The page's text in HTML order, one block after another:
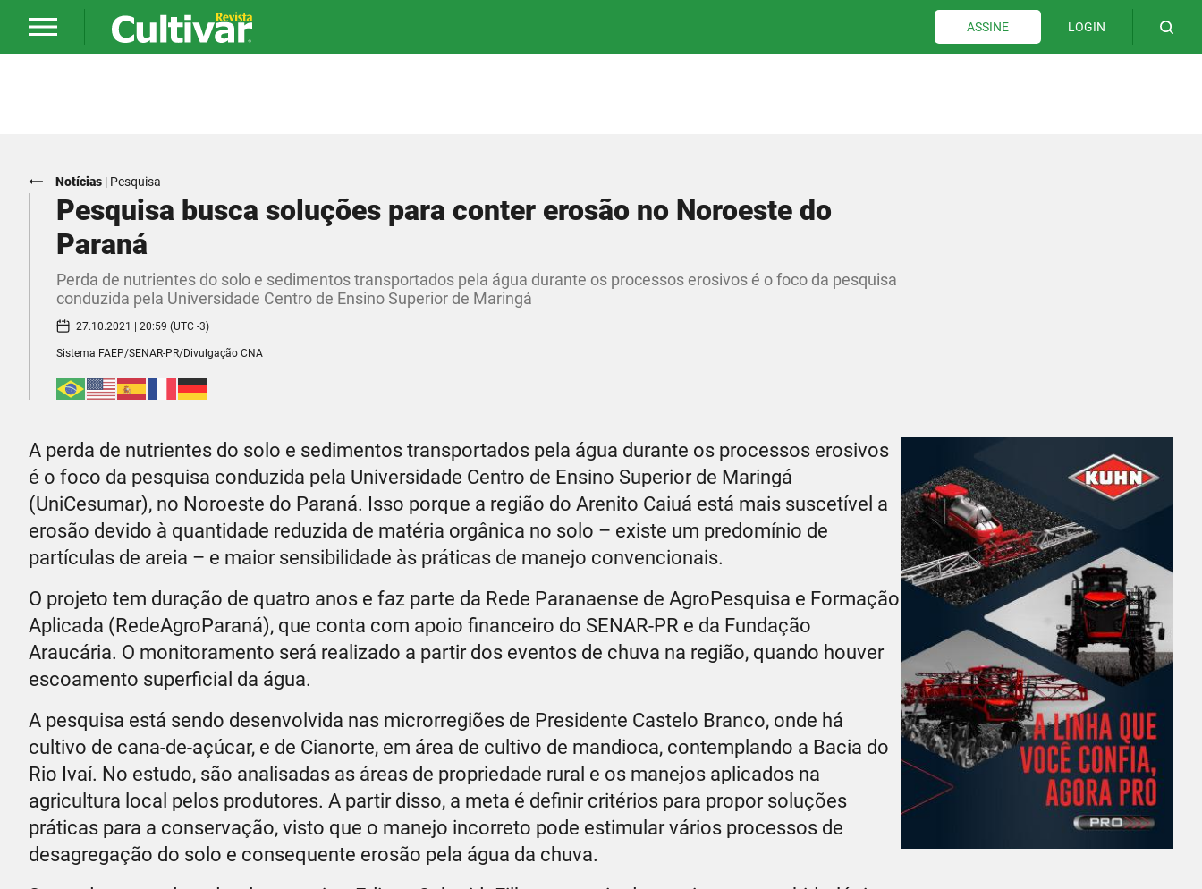
ASSINE LOGIN
Notícias | Pesquisa
Pesquisa busca soluções para conter erosão no Noroeste do
Paraná
Perda de nutrientes do solo e sedimentos transportados pela água durante os processos erosivos é o foco da pesquisa
conduzida pela Universidade Centro de Ensino Superior de Maringá
27.10.2021 | 20:59 (UTC -3)
Sistema FAEP/SENAR-PR/Divulgação CNA
A perda de nutrientes do solo e sedimentos transportados pela água durante os processos erosivos
é o foco da pesquisa conduzida pela Universidade Centro de Ensino Superior de Maringá
(UniCesumar), no Noroeste do Paraná. Isso porque a região do Arenito Caiuá está mais suscetível a
erosão devido à quantidade reduzida de matéria orgânica no solo – existe um predomínio de
partículas de areia – e maior sensibilidade às práticas de manejo convencionais.
O projeto tem duração de quatro anos e faz parte da Rede Paranaense de AgroPesquisa e Formação
Aplicada (RedeAgroParaná), que conta com apoio financeiro do SENAR-PR e da Fundação
Araucária. O monitoramento será realizado a partir dos eventos de chuva na região, quando houver
escoamento superficial da água.
A pesquisa está sendo desenvolvida nas microrregiões de Presidente Castelo Branco, onde há
cultivo de cana-de-açúcar, e de Cianorte, em área de cultivo de mandioca, contemplando a Bacia do
Rio Ivaí. No estudo, são analisadas as áreas de propriedade rural e os manejos aplicados na
agricultura local pelos produtores. A partir disso, a meta é definir critérios para propor soluções
práticas para a conservação, visto que o manejo incorreto pode estimular vários processos de
desagregação do solo e consequente erosão pela água da chuva.